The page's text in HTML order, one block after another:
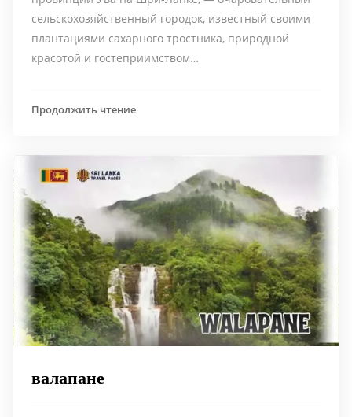
сельскохозяйственный городок, известный своими
плантациями сахарного тростника, природной
красотой и гостеприимством…
Продолжить чтение
валапане